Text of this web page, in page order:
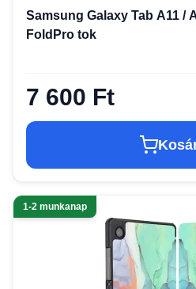
Samsung Galaxy Tab A11 /
FoldPro tok
7 600 Ft
1-2 munkanap